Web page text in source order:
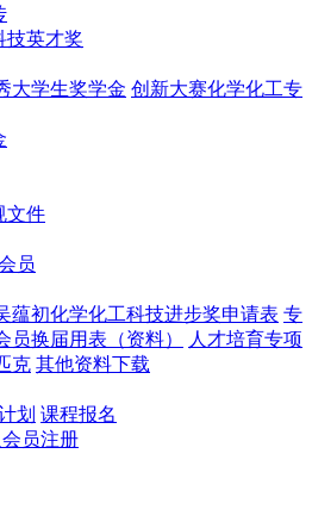
技英才奖
大学生奖学金 创新大赛化学化工专
文件
员
蕴初化学化工科技进步奖申请表 专
员换届用表（资料）
人才培育专项
克 其他资料下载
划 课程报名
员注册